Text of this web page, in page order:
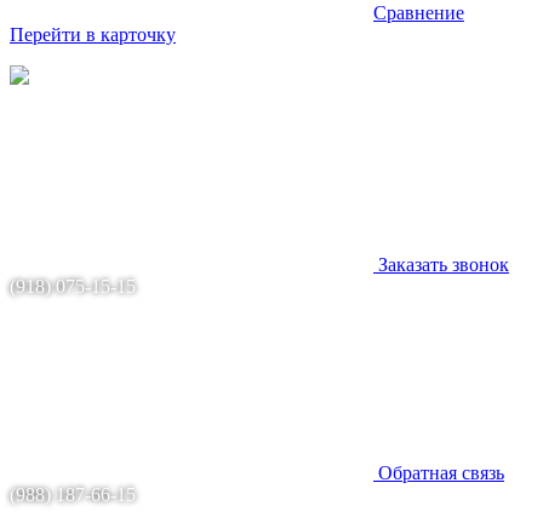
Сравнение
Перейти в карточку
Заказать звонок
(918) 075-15-15
Обратная связь
(988) 187-66-15